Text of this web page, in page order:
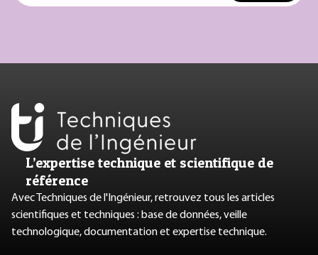
L’expertise technique et scientifique de
référence
Avec Techniques de l'Ingénieur, retrouvez tous les articles
scientifiques et techniques : base de données, veille
technologique, documentation et expertise technique.